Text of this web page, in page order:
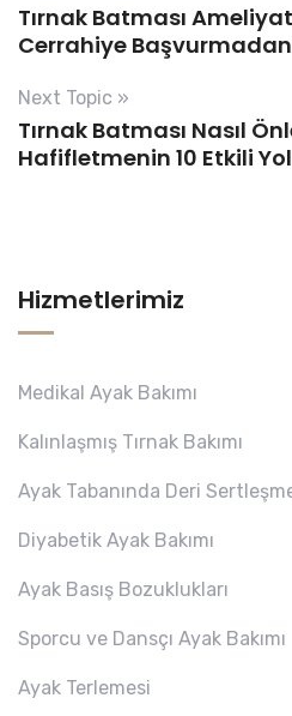
Tırnak Batması
Cerrahiye Başvurmadan
Next Topic »
Tırnak Batması Nasıl
Hafifletmenin 10 Etkili
Hizmetlerimiz
Medikal Ayak Bakımı
Kalınlaşmış Tırnak Bakımı
Ayak Tabanında Deri
Diyabetik Ayak Bakımı
Ayak Basış Bozuklukları
Sporcu ve Dansçı Ayak Bakımı
Ayak Terlemesi